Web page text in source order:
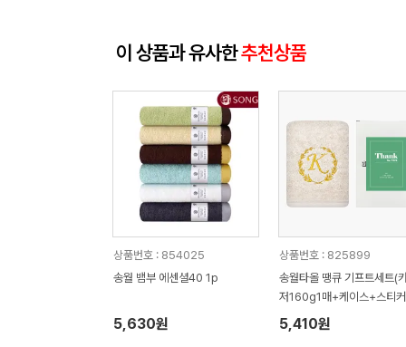
이 상품과 유사한추천상품
상품번호 : 854025
송월 뱀부 에센셜40 1p
5,630원
상품번호 : 825899
송월타올 땡큐 기프트세트(
저160g1매+케이스+스티
사 답례품
5,410원